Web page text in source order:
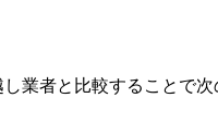
業者と比較することで